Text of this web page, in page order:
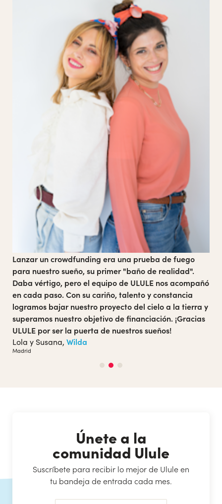
Gracias a Ulule pudimos impulsar el proyecto LIMBO
gracias al éxito de la campaña, de la cual la película
LIMBO, la promesa olvidada
se hizo realidad. Sin
duda un método recomendable para hacer tangibles
y viables económicamente tus proyectos.
NDocs&SAG, Limbo, la promesa olvidada
Únete a la
comunidad Ulule
Suscríbete para recibir lo mejor de Ulule en
Tan solo usaremos tu mail para enviarte nuestra newsletter.
Más información